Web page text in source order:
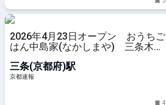
2026年4月23日オープン おうちご
はん中島家(なかしまや) 三条木屋
三条(京都府)駅
京都速報
4